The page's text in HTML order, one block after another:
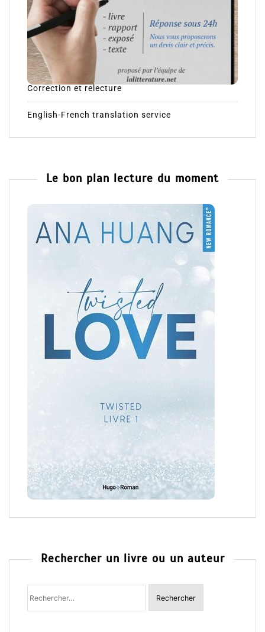
Correction et relecture
English-French translation service
Le bon plan lecture du moment
Rechercher un livre ou un auteur
Rechercher